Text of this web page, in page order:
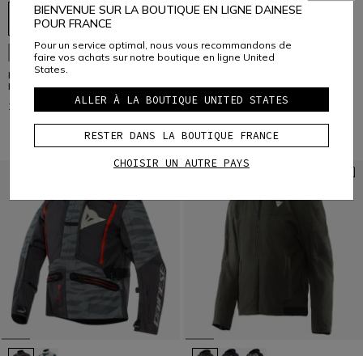
NOUVEAUTÉS
IGNITE 2 TEX VR46 - BLOUSON
MOTO EN TEXTILE HOMME
259,00 €
NOUVEAUTÉS
EN TEXTILE HOMME
349,00 €
BIENVENUE SUR LA BOUTIQUE EN LIGNE DAINESE
POUR FRANCE
Pour un service optimal, nous vous recommandons de
faire vos achats sur notre boutique en ligne United
States.
ALLER À LA BOUTIQUE UNITED STATES
RESTER DANS LA BOUTIQUE FRANCE
CHOISIR UN AUTRE PAYS